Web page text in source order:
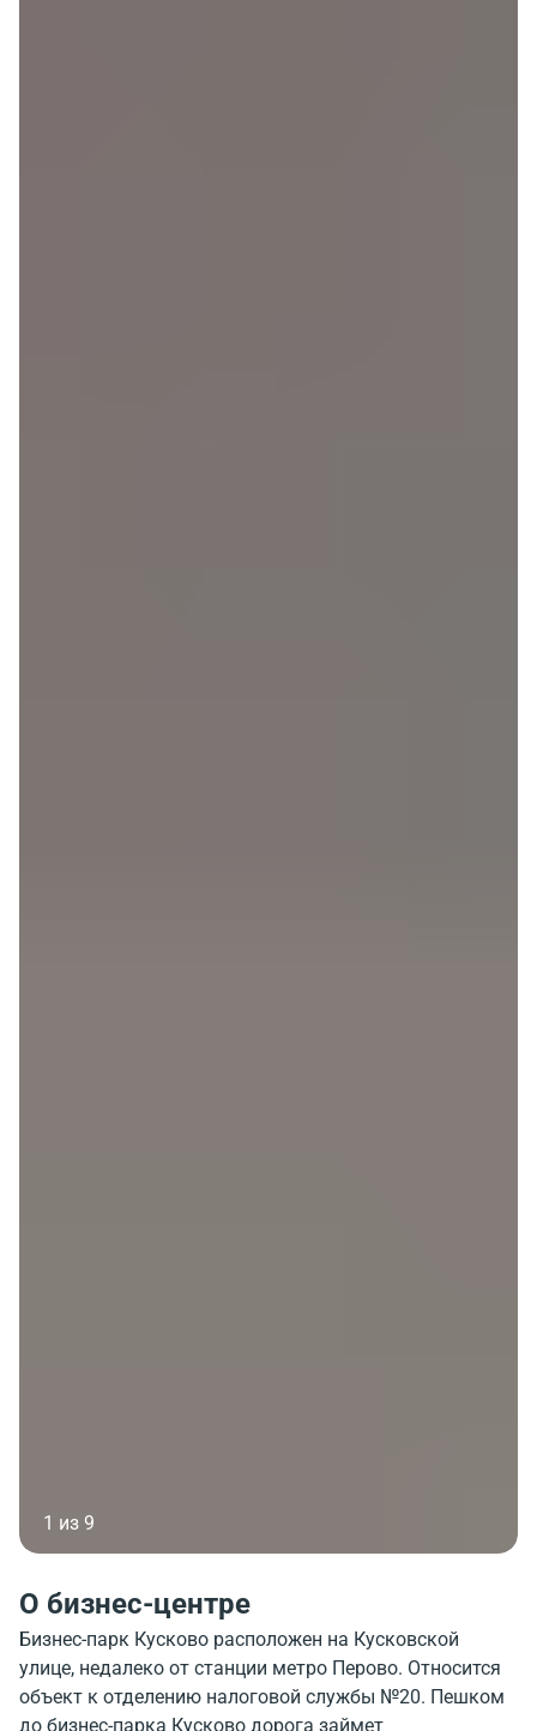
1 из 9
О бизнес-центре
Бизнес-парк Кусково расположен на Кусковской
улице, недалеко от станции метро Перово. Относится
объект к отделению налоговой службы №20. Пешком
до бизнес-парка Кусково дорога займет